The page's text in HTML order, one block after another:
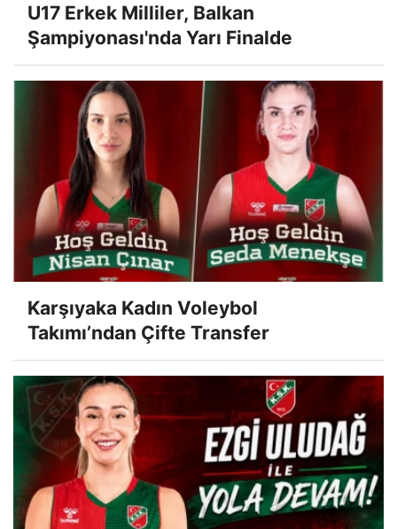
U17 Erkek Milliler, Balkan
Şampiyonası'nda Yarı Finalde
Karşıyaka Kadın Voleybol
Takımı’ndan Çifte Transfer